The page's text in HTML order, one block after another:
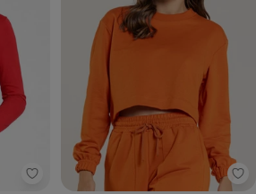
Select - Blusa Manga Longa